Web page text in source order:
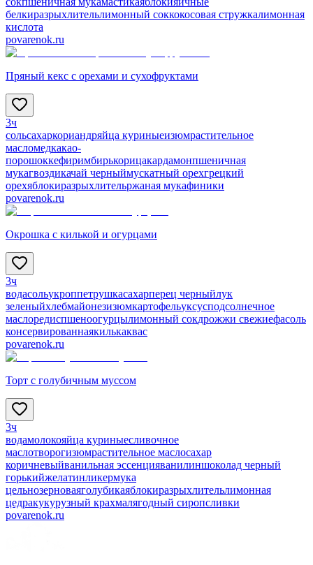
белкиразрыхлительлимонный соккокосовая стружкалимонная
кислота
povarenok.ru
Пряный кекс с орехами и сухофруктами
3ч
сольсахаркориандряйца куриныеизюмрастительное
масломедкакао-
порошоккефиримбирькорицакардамонпшеничная
мукагвоздикачай черныймускатный орехгрецкий
орехяблокиразрыхлительржаная мукафиники
povarenok.ru
Окрошка с килькой и огурцами
3ч
водасольукроппетрушкасахарперец черныйлук
зеленыйхлебмайонезизюмкартофельуксусподсолнечное
маслоредиспшеноогурцылимонный сокдрожжи свежиефасоль
консервированнаякилькаквас
povarenok.ru
Торт с голубичным муссом
3ч
водамолокояйца куриныесливочное
маслотворогизюмрастительное маслосахар
коричневыйванильная эссенцияванилиншоколад черный
горькийжелатинликермука
цельнозерноваяголубикаяблокиразрыхлительлимонная
цедракукурузный крахмалягодный сиропсливки
povarenok.ru